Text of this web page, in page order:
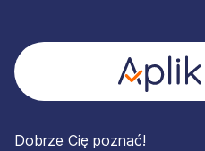
Dobrze Cię poznać!